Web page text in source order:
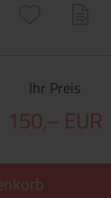
Ihr Preis
150,– EUR